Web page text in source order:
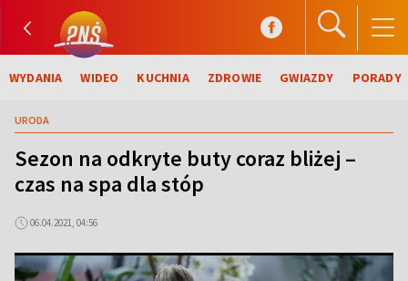
WYDANIA WIDEO KUCHNIA ZDROWIE GWIAZDY PORADY
URODA
Sezon na odkryte buty coraz bliżej –
czas na spa dla stóp
06.04.2021, 04:56